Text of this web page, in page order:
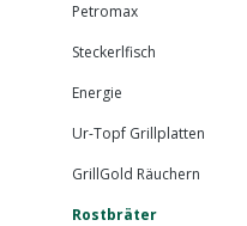
Petromax
Steckerlfisch
Energie
Ur-Topf Grillplatten
GrillGold Räuchern
Rostbräter